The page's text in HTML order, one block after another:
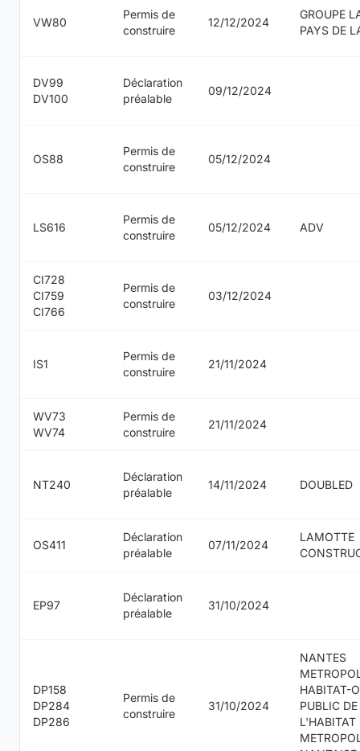
VW80
Permis de
construire
12/12/2024
GROUPE
PAYS DE
DV99
DV100
Déclaration
préalable
09/12/2024
OS88
Permis de
construire
05/12/2024
LS616
Permis de
construire
05/12/2024 ADV
CI728
CI759
CI766
Permis de
construire
03/12/2024
IS1
Permis de
construire
21/11/2024
WV73
WV74
Permis de
construire
21/11/2024
NT240
Déclaration
préalable
14/11/2024 DOUBLED
OS411
Déclaration
préalable
07/11/2024
LAMOTTE
EP97
Déclaration
préalable
31/10/2024
DP158
DP284
DP286
Permis de
construire
31/10/2024
NANTES
HABITAT-
PUBLIC DE
L'HABITAT